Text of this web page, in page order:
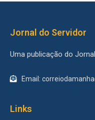
Jornal do Servidor
Uma publicação do
Email:
Links